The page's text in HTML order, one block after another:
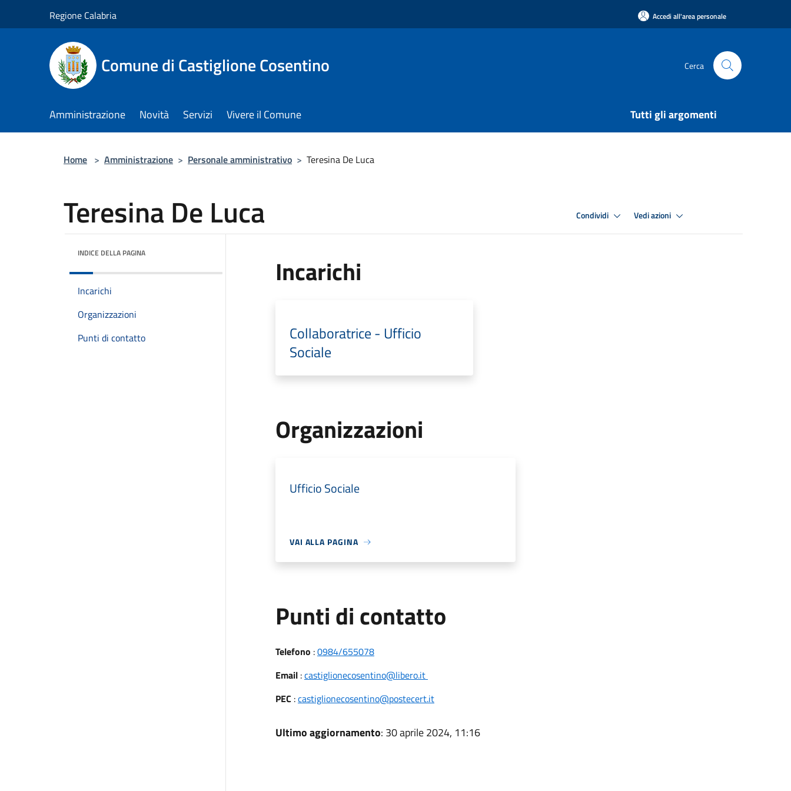
Regione Calabria Accedi all'area personale
Comune di Castiglione Cosentino Cerca
Amministrazione Novità Servizi Vivere il Comune Tutti gli argomenti
Home > Amministrazione > Personale amministrativo > Teresina De Luca
Teresina De Luca Condividi Vedi azioni
INDICE DELLA PAGINA
Incarichi
Organizzazioni
Punti di contatto
Incarichi
Collaboratrice - Ufficio
Sociale
Organizzazioni
Ufficio Sociale
VAI ALLA PAGINA
Punti di contatto
Telefono :0984/655078
Email:castiglionecosentino@libero.it
PEC :castiglionecosentino@postecert.it
Ultimo aggiornamento: 30 aprile 2024, 11:16